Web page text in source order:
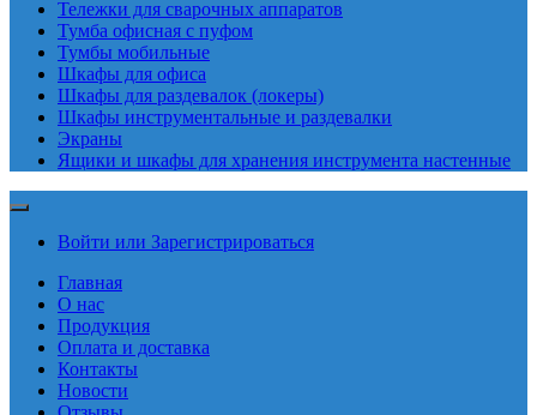
Тележки для сварочных аппаратов
Тумба офисная с пуфом
Тумбы мобильные
Шкафы для офиса
Шкафы для раздевалок (локеры)
Шкафы инструментальные и раздевалки
Экраны
Ящики и шкафы для хранения инструмента настенные
Войти или Зарегистрироваться
Главная
О нас
Продукция
Оплата и доставка
Контакты
Новости